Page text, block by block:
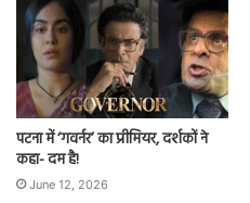
पटना में ‘गवर्नर’ का प्रीमियर, दर्शकों ने
कहा- दम है!
June 12, 2026